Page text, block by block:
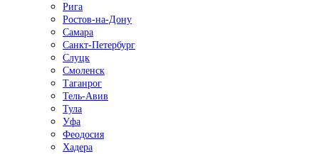
Рига
Ростов-на-Дону
Самара
Санкт-Петербург
Слуцк
Смоленск
Таганрог
Тель-Авив
Тула
Уфа
Феодосия
Хадера